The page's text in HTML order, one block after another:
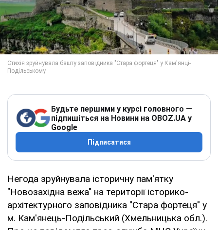
Будьте першими у курсі головного —
підпишіться на Новини на OBOZ.UA у
Google
Підписатися
Негода зруйнувала історичну пам'ятку
"Новозахідна вежа" на території історико-
архітектурного заповідника "Стара фортеця" у
м. Кам'янець-Подільський (Хмельницька обл.).